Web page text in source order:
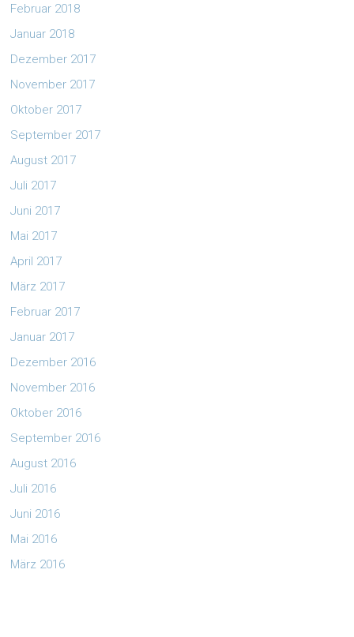
Februar 2018
Januar 2018
Dezember 2017
November 2017
Oktober 2017
September 2017
August 2017
Juli 2017
Juni 2017
Mai 2017
April 2017
März 2017
Februar 2017
Januar 2017
Dezember 2016
November 2016
Oktober 2016
September 2016
August 2016
Juli 2016
Juni 2016
Mai 2016
März 2016